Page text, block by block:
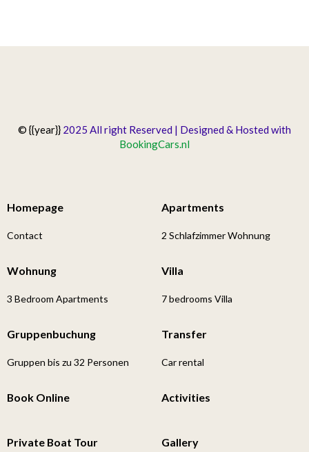
© {{year}} 2025 All right Reserved | Designed & Hosted with
BookingCars.nl
Homepage
Contact
Apartments
2 Schlafzimmer Wohnung
Wohnung
3 Bedroom Apartments
Villa
7 bedrooms Villa
Gruppenbuchung
Gruppen bis zu 32 Personen
Transfer
Car rental
Book Online Activities
Private Boat Tour Gallery